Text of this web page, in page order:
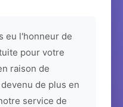
eu l'honneur de
pour votre
raison de
de plus en
service de